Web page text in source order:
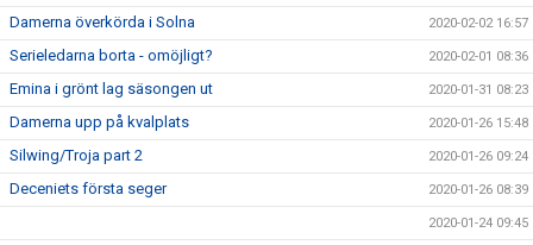
Damerna överkörda i Solna 2020-02-02 16:57
Serieledarna borta - omöjligt? 2020-02-01 08:36
Emina i grönt lag säsongen ut 2020-01-31 08:23
Damerna upp på kvalplats 2020-01-26 15:48
Silwing/Troja part 2 2020-01-26 09:24
Deceniets första seger 2020-01-26 08:39
2020-01-24 09:45